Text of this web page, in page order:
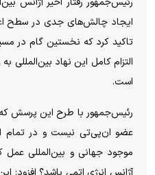
ایجاد چالش‌های جدی در سطح
تاکید کرد که نخستین گام در
التزام کامل این نهاد بین‌المللی
است.
رئیس‌جمهور با طرح این پرسش که
عضو ان‌پی‌تی نیست و در تمام
موجود جهانی و بین‌المللی عمل